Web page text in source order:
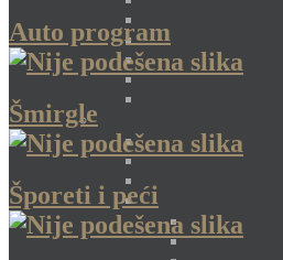
Auto program
Šmirgle
Šporeti i peći